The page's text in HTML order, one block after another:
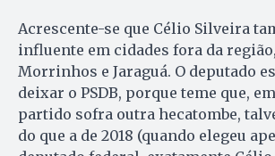
Acrescente-se que Célio Silveira
influente em cidades fora da
Morrinhos e Jaraguá. O deputado
deixar o PSDB, porque teme que,
partido sofra outra hecatombe,
do que a de 2018 (quando elegeu